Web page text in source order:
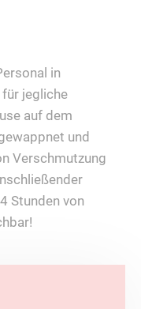
in
jegliche
auf dem
und
Verschmutzung
Stunden von